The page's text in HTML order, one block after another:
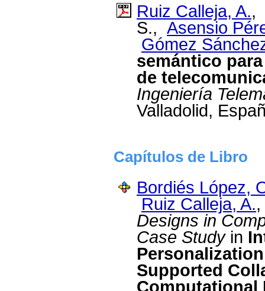
Ruiz Calleja, A.,
S., Asensio
Gómez
semántico
de
Ingeniería
Valladolid,
Capítulos de Libro
Bordiés López,
Ruiz Calleja, A.
Designs in
Case Studyin
Supported
Computational